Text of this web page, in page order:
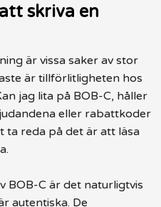
skriva en
är vissa saker av stor
är tillförlitligheten hos
jag lita på BOB-C, håller
eller rabattkoder
ta reda på det är att läsa
BOB-C är det naturligtvis
autentiska. De